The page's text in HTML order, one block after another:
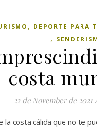
, DEPORTE PARA
,
costa
22 de November de 2021 /
la costa cálida que no te